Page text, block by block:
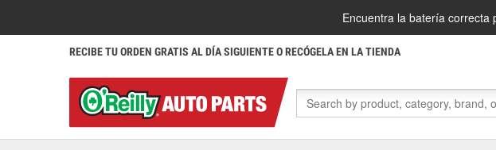
Encuentra la batería correcta
RECIBE TU ORDEN GRATIS AL DÍA SIGUIENTE O RECÓGELA EN LA TIENDA